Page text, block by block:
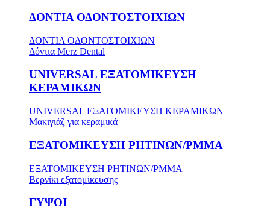
ΔΟΝΤΙΑ ΟΔΟΝΤΟΣΤΟΙΧΙΩΝ
ΔΟΝΤΙΑ ΟΔΟΝΤΟΣΤΟΙΧΙΩΝ
Δόντια Merz Dental
UNIVERSAL ΕΞΑΤΟΜΙΚΕΥΣΗ
ΚΕΡΑΜΙΚΩΝ
UNIVERSAL ΕΞΑΤΟΜΙΚΕΥΣΗ ΚΕΡΑΜΙΚΩΝ
Μακιγιάζ για κεραμικά
ΕΞΑΤΟΜΙΚΕΥΣΗ ΡΗΤΙΝΩΝ/PMMA
ΕΞΑΤΟΜΙΚΕΥΣΗ ΡΗΤΙΝΩΝ/PMMA
Βερνίκι εξατομίκευσης
ΓΥΨΟΙ